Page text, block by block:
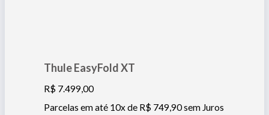
Thule EasyFold XT
R$ 7.499,00
Parcelas em até 10x de R$ 749,90sem Juros